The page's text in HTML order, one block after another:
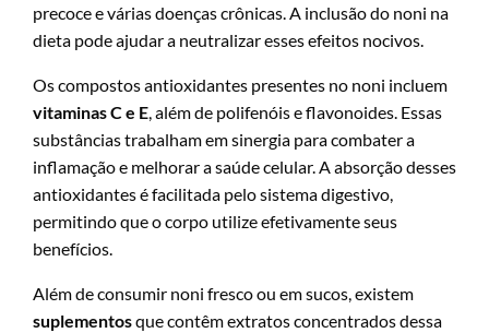
precoce e várias doenças crônicas. A inclusão do noni na
dieta pode ajudar a neutralizar esses efeitos nocivos.
Os compostos antioxidantes presentes no noni incluem
vitaminas C e E , além de polifenóis e flavonoides. Essas
substâncias trabalham em sinergia para combater a
inflamação e melhorar a saúde celular. A absorção desses
antioxidantes é facilitada pelo sistema digestivo,
permitindo que o corpo utilize efetivamente seus
benefícios.
Além de consumir noni fresco ou em sucos, existem
suplementosque contêm extratos concentrados dessa